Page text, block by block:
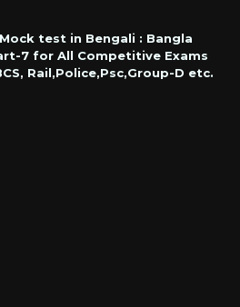
test in Bengali : Bangla
7 for All Competitive Exams
Rail,Police,Psc,Group-D etc.